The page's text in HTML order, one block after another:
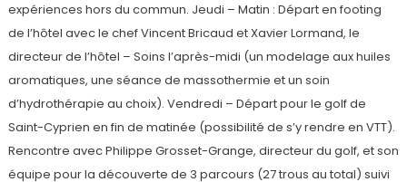
expériences hors du commun. Jeudi – Matin : Départ en footing
de l’hôtel avec le chef Vincent Bricaud et Xavier Lormand, le
directeur de l’hôtel – Soins l’après-midi (un modelage aux huiles
aromatiques, une séance de massothermie et un soin
d’hydrothérapie au choix). Vendredi – Départ pour le golf de
Saint-Cyprien en fin de matinée (possibilité de s’y rendre en VTT).
Rencontre avec Philippe Grosset-Grange, directeur du golf, et son
équipe pour la découverte de 3 parcours (27 trous au total) suivi